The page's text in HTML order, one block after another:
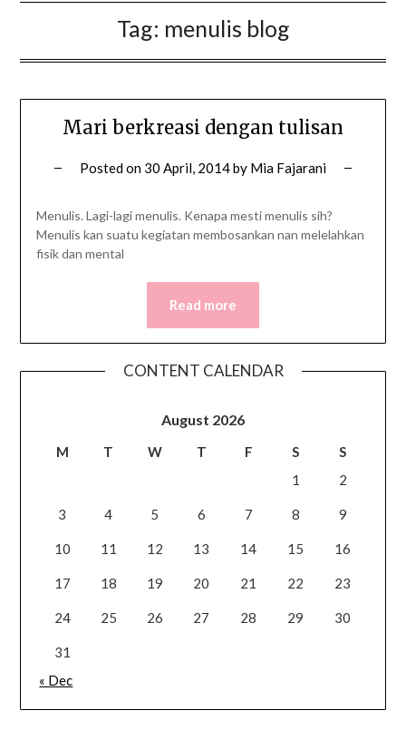
Tag: menulis blog
Mari berkreasi dengan tulisan
Posted on 30 April, 2014by Mia Fajarani
Menulis. Lagi-lagi menulis. Kenapa mesti menulis sih?
Menulis kan suatu kegiatan membosankan nan melelahkan
fisik dan mental
Read more
CONTENT CALENDAR
August 2026
M T W T F S
S
1
2
3 4 5 6 7 8 9
10 11 12 13 14 15 16
17 18 19 20 21 22 23
24 25 26 27 28 29 30
31
« Dec